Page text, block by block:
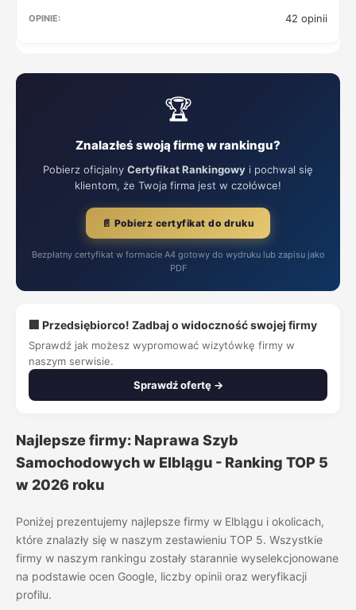
42 opinii
🏆
Znalazłeś swoją firmę w rankingu?
Pobierz oficjalny Certyfikat Rankingowy i pochwal się
klientom, że Twoja firma jest w czołówce!
📄 Pobierz certyfikat do druku
Bezpłatny certyfikat w formacie A4 gotowy do wydruku lub zapisu jako
PDF
🏢 Przedsiębiorco! Zadbaj o widoczność swojej firmy
Sprawdź jak możesz wypromować wizytówkę firmy w
naszym serwisie.
Sprawdź ofertę →
Najlepsze firmy: Naprawa Szyb
Samochodowych w Elblągu - Ranking TOP 5
w 2026 roku
Poniżej prezentujemy najlepsze firmy w Elblągu i okolicach,
które znalazły się w naszym zestawieniu TOP 5. Wszystkie
firmy w naszym rankingu zostały starannie wyselekcjonowane
na podstawie ocen Google, liczby opinii oraz weryfikacji
profilu.